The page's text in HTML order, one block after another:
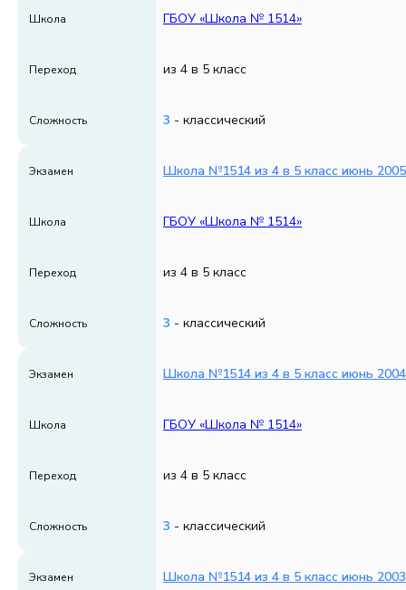
Школа ГБОУ «Школа № 1514»
Переход из 4 в 5 класс
Сложность 3 - классический
Экзамен Школа №1514 из 4 в 5 класс июнь
Школа ГБОУ «Школа № 1514»
Переход из 4 в 5 класс
Сложность 3 - классический
Экзамен Школа №1514 из 4 в 5 класс июнь
Школа ГБОУ «Школа № 1514»
Переход из 4 в 5 класс
Сложность 3 - классический
Экзамен Школа №1514 из 4 в 5 класс июнь